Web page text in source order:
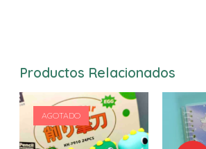
Productos Relacionados
AGOTADO